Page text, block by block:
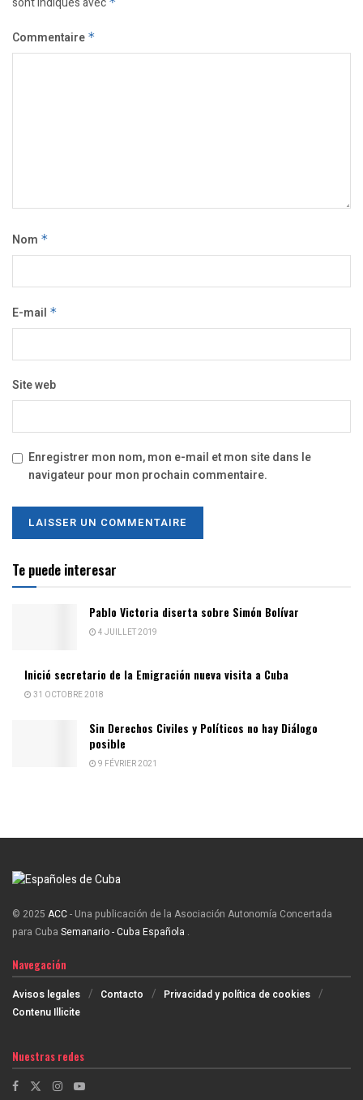
Commentaire *
Nom *
E-mail *
Site web
Enregistrer mon nom, mon e-mail et mon site dans le
navigateur pour mon prochain commentaire.
Te puede interesar
Pablo Victoria diserta sobre Simón Bolívar
4 JUILLET 2019
Inició secretario de la Emigración nueva visita a Cuba
31 OCTOBRE 2018
Sin Derechos Civiles y Políticos no hay Diálogo
posible
9 FÉVRIER 2021
© 2025 ACC- Una publicación de la Asociación Autonomía Concertada
para Cuba Semanario - Cuba Española .
Navegación
Avisos legales Contacto
Privacidad y política de cookies
Contenu Illicite
Nuestras redes